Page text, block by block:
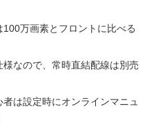
100万画素とフロントに比べる
なので、常時直結配線は別売
は設定時にオンラインマニュ